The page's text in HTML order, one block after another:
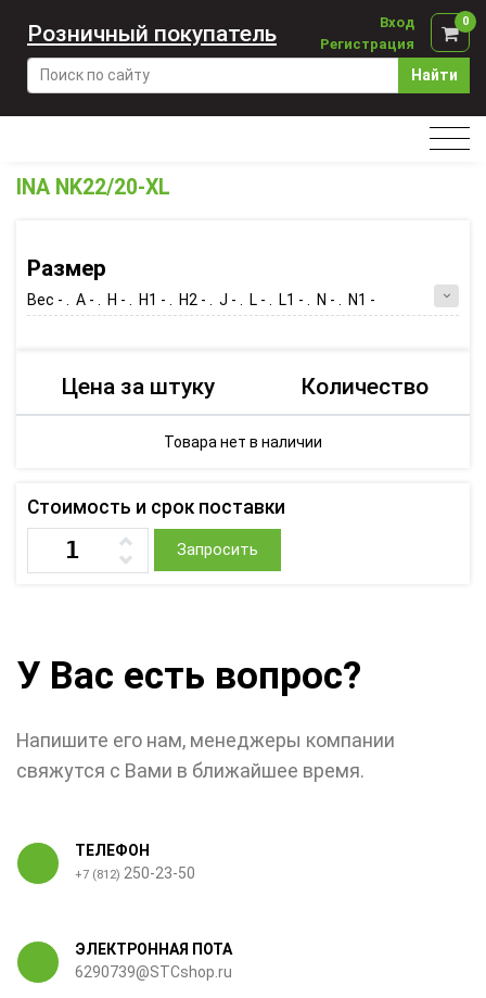
Найти
Вход
Регистрация
0
Розничный покупатель
INA NK22/20-XL
Размер
Вес - . A - . H - . H1 - . H2 - . J - . L - . L1 - . N - . N1 -
Цена за штуку Количество
Товара нет в наличии
Стоимость и срок поставки
Запросить
У Вас есть вопрос?
Напишите его нам, менеджеры компании
свяжутся с Вами в ближайшее время.
ТЕЛЕФОН
+7 (812) 250-23-50
ЭЛЕКТРОННАЯ ПОТА
6290739@STCshop.ru